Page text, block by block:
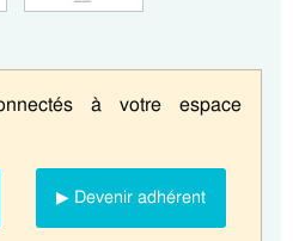
à votre espace
▶ Devenir adhérent